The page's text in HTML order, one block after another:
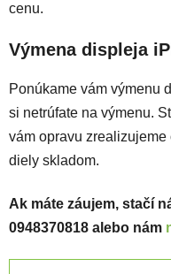
cenu.
Výmena displeja
Ponúkame vám výmenu
si netrúfate na výmenu.
vám opravu
diely skladom.
Ak máte záujem, stačí
0948370818 alebo nám